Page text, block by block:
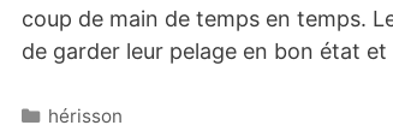
coup de main de temps en temps.
de garder leur pelage en bon état
Catégories
hérisson